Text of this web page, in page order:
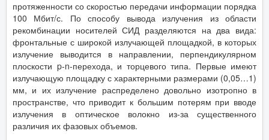
протяженности со скоростью передачи информации порядка
100 Мбит/с. По способу вывода излучения из области
рекомбинации носителей СИД разделяются на два вида:
фронтальные с широкой излучающей площадкой, в которых
излучение выводится в направлении, перпендикулярном
плоскости p-n-перехода, и торцевого типа. Первые имеют
излучающую площадку с характерными размерами (0,05…1)
мм, и их излучение распределено довольно изотропно в
пространстве, что приводит к большим потерям при вводе
излучения в оптическое волокно из-за существенного
различия их фазовых объемов.